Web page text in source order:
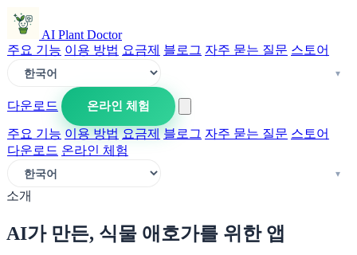
AI Plant Doctor
주요 기능 이용 방법 요금제 블로그 자주 묻는 질문 스토어
다운로드 온라인 체험
주요 기능 이용 방법 요금제 블로그 자주 묻는 질문 스토어
다운로드 온라인 체험
소개
AI가 만든, 식물 애호가를 위한 앱